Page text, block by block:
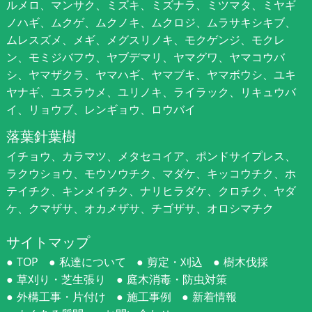
ルメロ、マンサク、ミズキ、ミズナラ、ミツマタ、ミヤギ
ノハギ、ムクゲ、ムクノキ、ムクロジ、ムラサキシキブ、
ムレスズメ、メギ、メグスリノキ、モクゲンジ、モクレ
ン、モミジバフウ、ヤブデマリ、ヤマグワ、ヤマコウバ
シ、ヤマザクラ、ヤマハギ、ヤマブキ、ヤマボウシ、ユキ
ヤナギ、ユスラウメ、ユリノキ、ライラック、リキュウバ
イ、リョウブ、レンギョウ、ロウバイ
落葉針葉樹
イチョウ、カラマツ、メタセコイア、ポンドサイプレス、
ラクウショウ、モウソウチク、マダケ、キッコウチク、ホ
テイチク、キンメイチク、ナリヒラダケ、クロチク、ヤダ
ケ、クマザサ、オカメザサ、チゴザサ、オロシマチク
サイトマップ
TOP 私達について 剪定・刈込
樹木伐採
草刈り・芝生張り
庭木消毒・防虫対策
外構工事・片付け
施工事例
新着情報